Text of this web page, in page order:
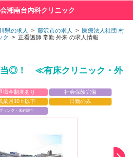
湘南台内科クリニック
県の求人 > 藤沢市の求人 > 医療法人社団 村
ク > 正看護師 常勤 外来 の求人情報
◎！ ≪有床クリニック・外
職金制度あり 社会保険完備
業月10ｈ以下
日勤のみ
ブランク・未経験可